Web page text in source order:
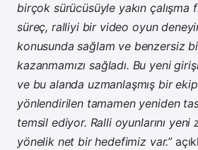
birçok sürücüsüyle yakın çalışma
süreç, ralliyi bir video oyun
konusunda sağlam ve benzersiz
kazanmamızı sağladı. Bu yeni
ve bu alanda uzmanlaşmış bir
yönlendirilen tamamen yeniden
temsil ediyor. Ralli oyunlarını yeni
yönelik net bir hedefimiz var.”